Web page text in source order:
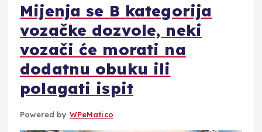
Mijenja se B kategorija
vozačke dozvole, neki
vozači će morati na
dodatnu obuku ili
polagati ispit
Powered by WPeMatico